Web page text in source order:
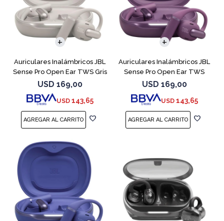
Auriculares Inalámbricos JBL
Sense Pro Open Ear TWS Gris
USD 169,00
USD 143,65
Auriculares Inalámbricos JBL
Sense Pro Open Ear TWS
Purple
USD 169,00
USD 143,65